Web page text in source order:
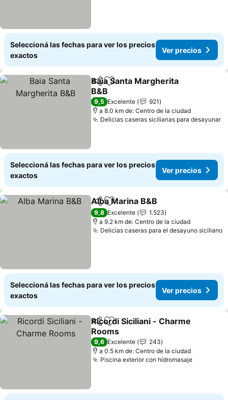
Seleccioná las fechas para ver los precios
exactos
Ver precios
CompartirAñadir a favoritos
Baia Santa Margherita
B&B
9,5 Excelente
921
a 8.0 km de: Centro de la ciudad
Delicias caseras sicilianas para desayunar
Seleccioná las fechas para ver los precios
exactos
Ver precios
CompartirAñadir a favoritos
Alba Marina B&B
9,8 Excelente
1.523
a 9.2 km de: Centro de la ciudad
Delicias caseras para el desayuno siciliano
Seleccioná las fechas para ver los precios
exactos
Ver precios
CompartirAñadir a favoritos
Ricordi Siciliani - Charme
Rooms
9,6 Excelente
243
a 0.5 km de: Centro de la ciudad
Piscina exterior con hidromasaje